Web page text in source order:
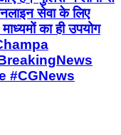
सेवा के लिए
का ही उपयोग
#CGNews